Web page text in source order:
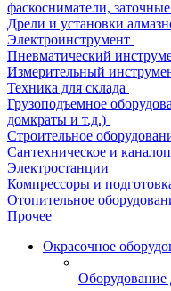
фаскосниматели,
Дрели и установки
Электроинструмент
Пневматический
Измерительный
Техника для склада
Грузоподъемное
домкраты и т.д.)
Строительное
Сантехническое и
Электростанции
Компрессоры и
Отопительное
Прочее
Окрасочное
Оборудование